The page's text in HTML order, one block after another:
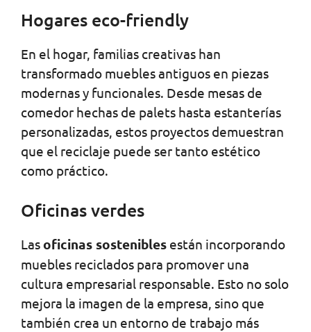
Hogares eco-friendly
En el hogar, familias creativas han
transformado muebles antiguos en piezas
modernas y funcionales. Desde mesas de
comedor hechas de palets hasta estanterías
personalizadas, estos proyectos demuestran
que el reciclaje puede ser tanto estético
como práctico.
Oficinas verdes
Las oficinas sostenibles están incorporando
muebles reciclados para promover una
cultura empresarial responsable. Esto no solo
mejora la imagen de la empresa, sino que
también crea un entorno de trabajo más